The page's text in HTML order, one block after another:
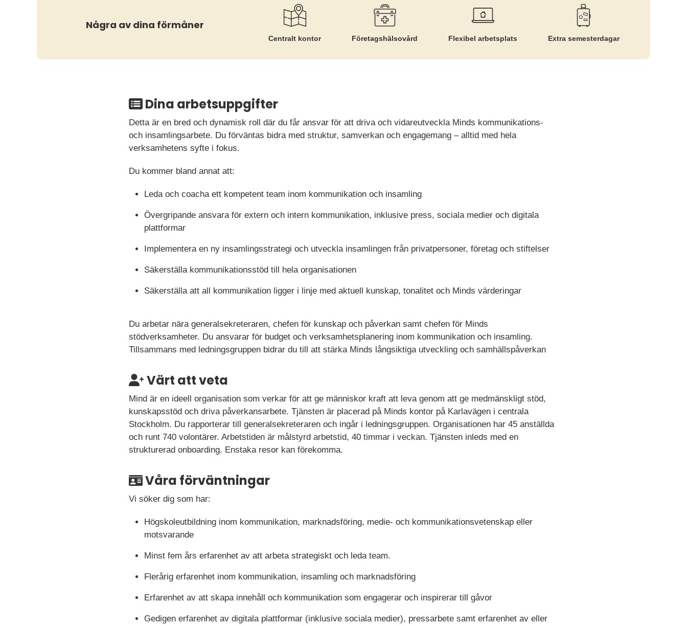
Några av dina förmåner
Centralt kontor Företags­hälsovård Flexibel arbetsplats Extra semesterdagar
Dina arbetsuppgifter
Detta är en bred och dynamisk roll där du får ansvar för att driva och vidareutveckla Minds kommunikations-
och insamlingsarbete. Du förväntas bidra med struktur, samverkan och engagemang – alltid med hela
verksamhetens syfte i fokus.
Du kommer bland annat att:
Leda och coacha ett kompetent team inom kommunikation och insamling
Övergripande ansvara för extern och intern kommunikation, inklusive press, sociala medier och digitala
plattformar
Implementera en ny insamlingsstrategi och utveckla insamlingen från privatpersoner, företag och stiftelser
Säkerställa kommunikationsstöd till hela organisationen
Säkerställa att all kommunikation ligger i linje med aktuell kunskap, tonalitet och Minds värderingar
Du arbetar nära generalsekreteraren, chefen för kunskap och påverkan samt chefen för Minds
stödverksamheter. Du ansvarar för budget och verksamhetsplanering inom kommunikation och insamling.
Tillsammans med ledningsgruppen bidrar du till att stärka Minds långsiktiga utveckling och samhällspåverkan
Värt att veta
Mind är en ideell organisation som verkar för att ge människor kraft att leva genom att ge medmänskligt stöd,
kunskapsstöd och driva påverkansarbete. Tjänsten är placerad på Minds kontor på Karlavägen i centrala
Stockholm. Du rapporterar till generalsekreteraren och ingår i ledningsgruppen. Organisationen har 45 anställda
och runt 740 volontärer. Arbetstiden är målstyrd arbetstid, 40 timmar i veckan. Tjänsten inleds med en
strukturerad onboarding. Enstaka resor kan förekomma.
Våra förväntningar
Vi söker dig som har:
Högskoleutbildning inom kommunikation, marknadsföring, medie- och kommunikationsvetenskap eller
motsvarande
Minst fem års erfarenhet av att arbeta strategiskt och leda team.
Flerårig erfarenhet inom kommunikation, insamling och marknadsföring
Erfarenhet av att skapa innehåll och kommunikation som engagerar och inspirerar till gåvor
Gedigen erfarenhet av digitala plattformar (inklusive sociala medier), pressarbete samt erfarenhet av eller